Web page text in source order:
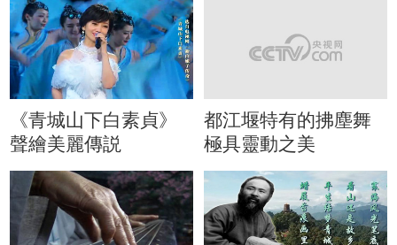
《青城山下白素貞》
聲繪美麗傳説
都江堰特有的拂塵舞
極具靈動之美